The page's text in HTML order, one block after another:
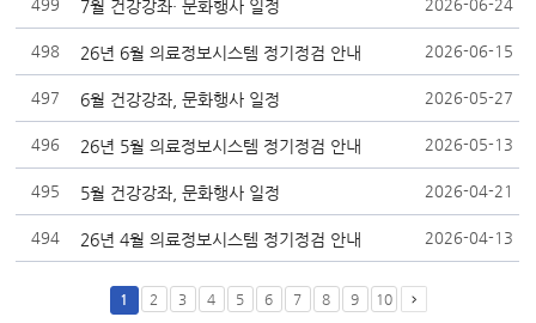
499 7월 건강강좌· 문화행사 일정 2026-06-24
498 26년 6월 의료정보시스템 정기정검 안내 2026-06-15
497 6월 건강강좌, 문화행사 일정 2026-05-27
496 26년 5월 의료정보시스템 정기정검 안내 2026-05-13
495 5월 건강강좌, 문화행사 일정 2026-04-21
494 26년 4월 의료정보시스템 정기정검 안내 2026-04-13
1 2 3 4 5 6 7 8 9 10